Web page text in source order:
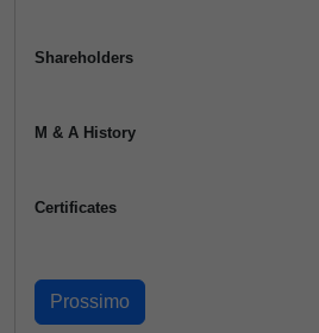
Shareholders
M & A History
Certificates